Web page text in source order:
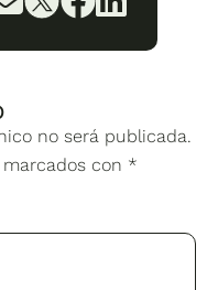
no será publicada.
con *